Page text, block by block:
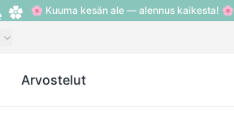
🌸 Kuuma kesän ale — alennus kaikesta! 🌸
Arvostelut